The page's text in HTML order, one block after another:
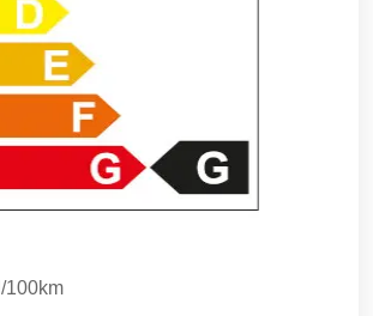
l/100km